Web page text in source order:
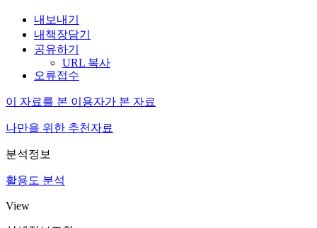
내보내기
내책장담기
공유하기
URL 복사
오류접수
이 자료를 본 이용자가 본 자료
나만을 위한 추천자료
분석정보
활용도 분석
View